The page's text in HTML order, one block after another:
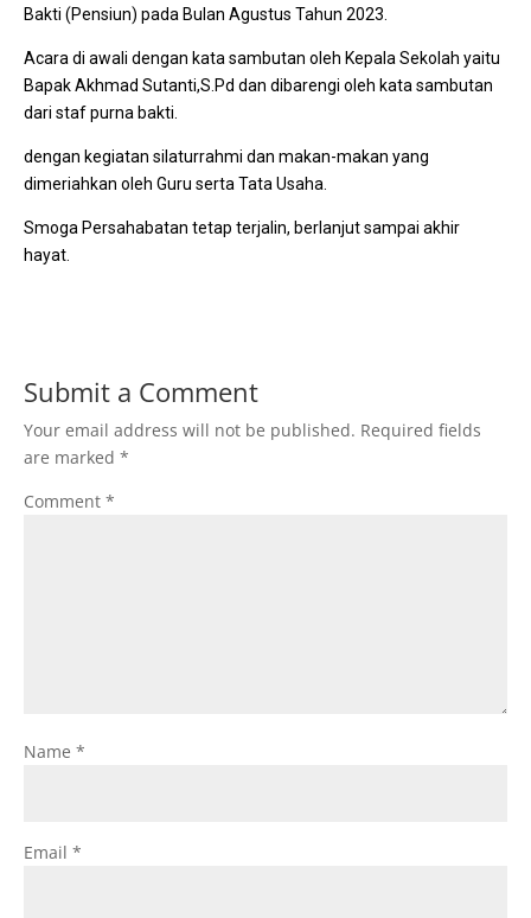
Bakti (Pensiun) pada Bulan Agustus Tahun 2023.
Acara di awali dengan kata sambutan oleh Kepala Sekolah yaitu
Bapak Akhmad Sutanti,S.Pd dan dibarengi oleh kata sambutan
dari staf purna bakti.
dengan kegiatan silaturrahmi dan makan-makan yang
dimeriahkan oleh Guru serta Tata Usaha.
Smoga Persahabatan tetap terjalin, berlanjut sampai akhir
hayat.
Submit a Comment
Your email address will not be published. Required fields
are marked *
Comment *
Name *
Email *